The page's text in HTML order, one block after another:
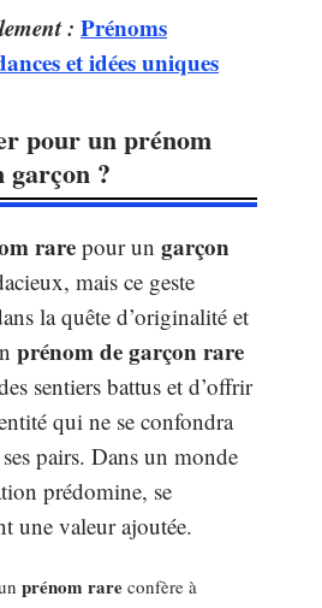
: Prénoms
et idées uniques
pour un prénom
?
rare pour un garçon
mais ce geste
la quête d’originalité et
prénom de garçon rare
sentiers battus et d’offrir
qui ne se confondra
pairs. Dans un monde
prédomine, se
une valeur ajoutée.
prénom rare confère à